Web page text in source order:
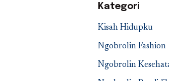
Kategori
Kisah Hidupku
Ngobrolin Fashion
Ngobrolin